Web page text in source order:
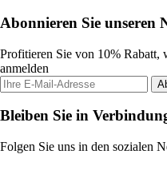
Abonnieren Sie unseren
Profitieren Sie von 10% Rabatt,
anmelden
Bleiben Sie in
Folgen Sie uns in den sozialen